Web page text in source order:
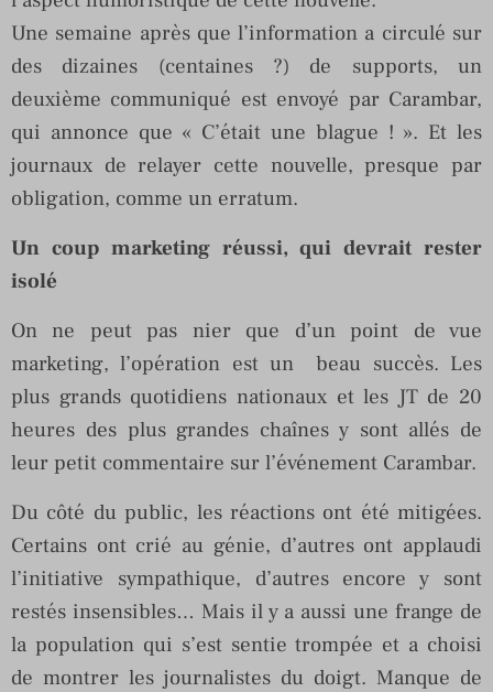
Une semaine après que l’information a circulé sur
des dizaines (centaines ?) de supports, un
deuxième communiqué est envoyé par Carambar,
qui annonce que « C’était une blague ! ». Et les
journaux de relayer cette nouvelle, presque par
obligation, comme un erratum.
Un coup marketing réussi, qui devrait rester
isolé
On ne peut pas nier que d’un point de vue
marketing, l’opération est un beau succès. Les
plus grands quotidiens nationaux et les JT de 20
heures des plus grandes chaînes y sont allés de
leur petit commentaire sur l’événement Carambar.
Du côté du public, les réactions ont été mitigées.
Certains ont crié au génie, d’autres ont applaudi
l’initiative sympathique, d’autres encore y sont
restés insensibles… Mais il y a aussi une frange de
la population qui s’est sentie trompée et a choisi
de montrer les journalistes du doigt. Manque de